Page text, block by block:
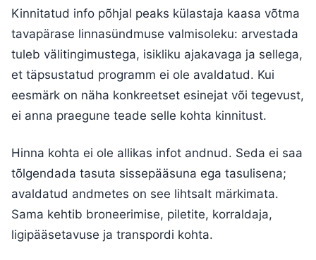
Kinnitatud info põhjal peaks külastaja kaasa võtma
tavapärase linnasündmuse valmisoleku: arvestada
tuleb välitingimustega, isikliku ajakavaga ja sellega,
et täpsustatud programm ei ole avaldatud. Kui
eesmärk on näha konkreetset esinejat või tegevust,
ei anna praegune teade selle kohta kinnitust.
Hinna kohta ei ole allikas infot andnud. Seda ei saa
tõlgendada tasuta sissepääsuna ega tasulisena;
avaldatud andmetes on see lihtsalt märkimata.
Sama kehtib broneerimise, piletite, korraldaja,
ligipääsetavuse ja transpordi kohta.